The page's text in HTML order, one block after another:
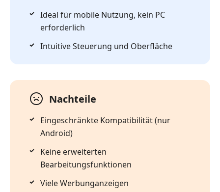
Ideal für mobile Nutzung, kein PC
erforderlich
Intuitive Steuerung und Oberfläche
Nachteile
Eingeschränkte Kompatibilität (nur
Android)
Keine erweiterten
Bearbeitungsfunktionen
Viele Werbunganzeigen